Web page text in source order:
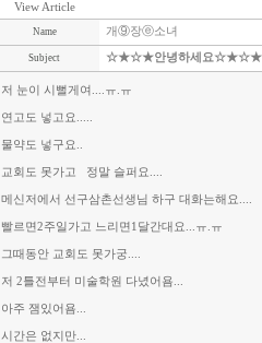
View Article
Name 개⑨장ⓔ소녀
Subject ☆★☆★안녕하세요☆★☆★(
저 눈이 시뻘게여....ㅠ.ㅠ
연고도 넣고요.....
물약도 넣구요..
교회도 못가고 정말 슬퍼요....
메신저에서 선구삼촌선생님 하구 대화는해요....
빨르면2주일가고 느리면1달간대요...ㅠ.ㅠ
그때동안 교회도 못가궁....
저 2틀전부터 미술학원 다녔어욤...
아주 잼있어욤...
시간은 없지만...